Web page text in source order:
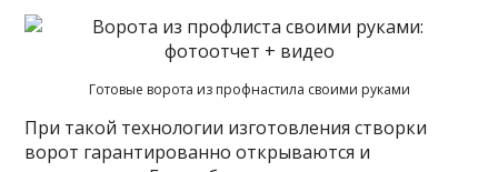
Готовые ворота из профнастила своими руками
При такой технологии изготовления створки
ворот гарантированно открываются и